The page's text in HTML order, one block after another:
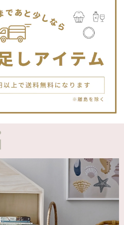
Jellycat ジェリーキャット | Bashful Tiger Huge とら ぬいぐるみ 大きいサイズ
しいブランドなので、どんな子
が、可愛い子が届いて良かった
た子はみんな可愛い子なので嬉
blanco ブランコ | ダブルボアブランケット ベビー double boa blanket ホワイト 無地
す！バースデーバルーンも入って